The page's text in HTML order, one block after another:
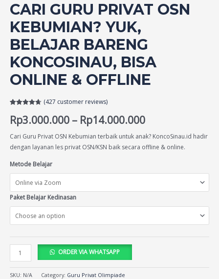
CARI GURU PRIVAT OSN
KEBUMIAN? YUK,
BELAJAR BARENG
KONCOSINAU, BISA
ONLINE & OFFLINE
out of 5
based on
customer
ratings
(427 customer reviews)
Rp3.000.000 – Rp14.000.000
Cari Guru Privat OSN Kebumian terbaik untuk anak? KoncoSinau.id hadir
dengan layanan les privat OSN/KSN baik secara offline & online.
Metode Belajar
Paket Belajar Kedinasan
ORDER VIA WHATSAPP
SKU: N/A Category: Guru Privat Olimpiade